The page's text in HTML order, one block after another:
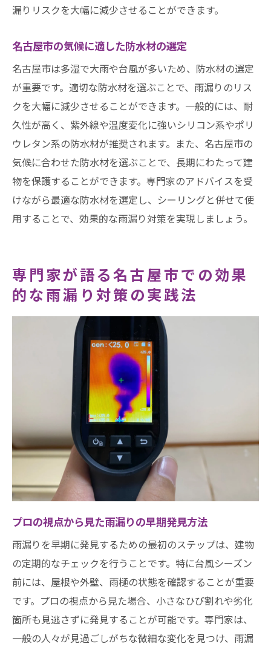
漏りリスクを大幅に減少させることができます。
名古屋市の気候に適した防水材の選定
名古屋市は多湿で大雨や台風が多いため、防水材の選定
が重要です。適切な防水材を選ぶことで、雨漏りのリス
クを大幅に減少させることができます。一般的には、耐
久性が高く、紫外線や温度変化に強いシリコン系やポリ
ウレタン系の防水材が推奨されます。また、名古屋市の
気候に合わせた防水材を選ぶことで、長期にわたって建
物を保護することができます。専門家のアドバイスを受
けながら最適な防水材を選定し、シーリングと併せて使
用することで、効果的な雨漏り対策を実現しましょう。
専門家が語る名古屋市での効果
的な雨漏り対策の実践法
プロの視点から見た雨漏りの早期発見方法
雨漏りを早期に発見するための最初のステップは、建物
の定期的なチェックを行うことです。特に台風シーズン
前には、屋根や外壁、雨樋の状態を確認することが重要
です。プロの視点から見た場合、小さなひび割れや劣化
箇所も見逃さずに発見することが可能です。専門家は、
一般の人々が見過ごしがちな微細な変化を見つけ、雨漏